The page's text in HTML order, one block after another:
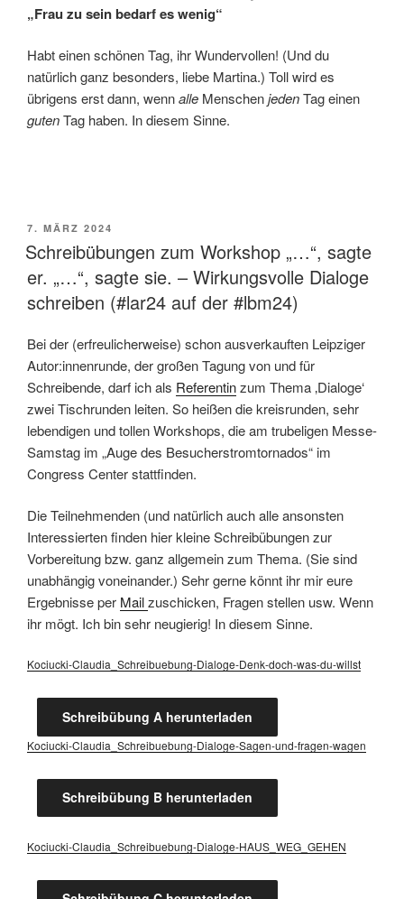
„Frau zu sein bedarf es wenig“
Habt einen schönen Tag, ihr Wundervollen! (Und du
natürlich ganz besonders, liebe Martina.) Toll wird es
übrigens erst dann, wennalle MenschenjedenTag einen
gutenTag haben. In diesem Sinne.
VERÖFFENTLICHT
AM
7. MÄRZ 2024
Schreibübungen zum Workshop „…“, sagte
er. „…“, sagte sie. – Wirkungsvolle Dialoge
schreiben (#lar24 auf der #lbm24)
Bei der (erfreulicherweise) schon ausverkauften Leipziger
Autor:innenrunde, der großen Tagung von und für
Schreibende, darf ich als Referentinzum Thema ‚Dialoge‘
zwei Tischrunden leiten. So heißen die kreisrunden, sehr
lebendigen und tollen Workshops, die am trubeligen Messe-
Samstag im „Auge des Besucherstromtornados“ im
Congress Center stattfinden.
Die Teilnehmenden (und natürlich auch alle ansonsten
Interessierten finden hier kleine Schreibübungen zur
Vorbereitung bzw. ganz allgemein zum Thema. (Sie sind
unabhängig voneinander.) Sehr gerne könnt ihr mir eure
Ergebnisse per Mailzuschicken, Fragen stellen usw. Wenn
ihr mögt. Ich bin sehr neugierig! In diesem Sinne.
Kociucki-Claudia_Schreibuebung-Dialoge-Denk-doch-was-du-willst
Schreibübung A herunterladen
Kociucki-Claudia_Schreibuebung-Dialoge-Sagen-und-fragen-wagen
Schreibübung B herunterladen
Kociucki-Claudia_Schreibuebung-Dialoge-HAUS_WEG_GEHEN